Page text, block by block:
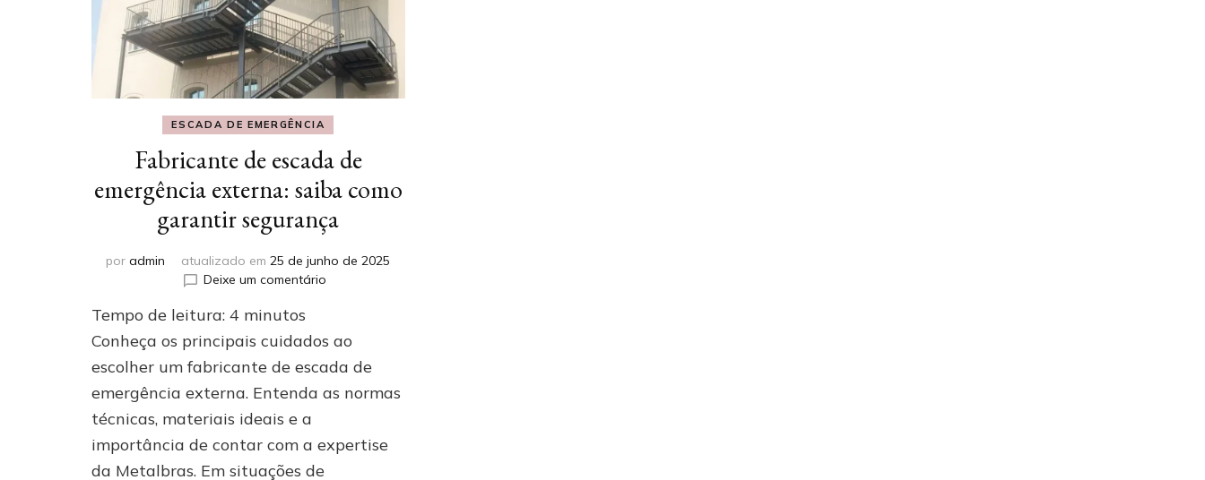
ESCADA DE EMERGÊNCIA
Fabricante de escada de
emergência externa: saiba como
garantir segurança
poradmin atualizado em25 de junho de 2025
Deixe um comentárioem
escada
emergência
externa:
garantir
Tempo de leitura: 4 minutos
Conheça os principais cuidados ao
escolher um fabricante de escada de
emergência externa. Entenda as normas
técnicas, materiais ideais e a
importância de contar com a expertise
da Metalbras. Em situações de